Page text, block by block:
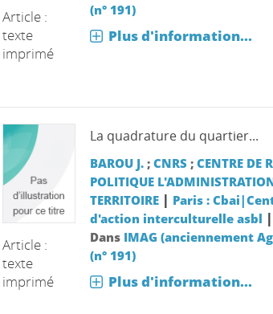
Article :
texte
imprimé
(n° 191)
Plus d'information...
Article :
texte
imprimé
La quadrature du quartier...
BAROU J.; CNRS; CENTRE DE
POLITIQUE
TERRITOIRE | Paris :
d'action interculturelle asbl |
Dans IMAG (anciennement
(n° 191)
Plus d'information...